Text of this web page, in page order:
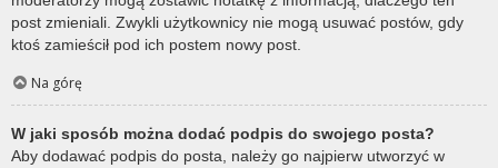
post zmieniali. Zwykli użytkownicy nie mogą usuwać postów, gdy
ktoś zamieścił pod ich postem nowy post.
Na górę
W jaki sposób można dodać podpis do swojego posta?
Aby dodawać podpis do posta, należy go najpierw utworzyć w